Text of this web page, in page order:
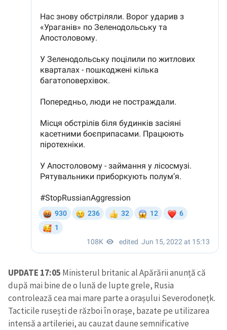
Trimite o informație
Despre ZdG
UPDATE 17:05 Ministerul britanic al Apărării anunță că
după mai bine de o lună de lupte grele, Rusia
controlează cea mai mare parte a orașului Severodonețk.
Tacticile rusești de război în orașe, bazate pe utilizarea
intensă a artileriei, au cauzat daune semnificative